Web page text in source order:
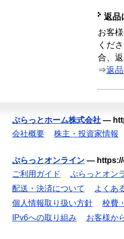
返品
お客
くだ
合、
⇒返
ぷらっとホーム株式会社 —
会社概要
株主・投資家情報
ぷらっとオンライン —
ご利用ガイド
ぷらっとオン
配送・決済について
よくあ
個人情報取り扱い方針
校費
IPv6への取り組み
お客様か